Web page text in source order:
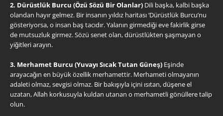
2. Dürüstlük Burcu (Özü Sözü Bir Olanlar) Dili başka, kalbi başka
olandan hayır gelmez. Bir insanın yıldız haritası ‘Dürüstlük Burcu’nu
gösteriyorsa, o insan baş tacıdır. Yalanın girmediği eve fakirlik girse
de mutsuzluk girmez. Sözü senet olan, dürüstlükten şaşmayan o
yiğitleri arayın.
3. Merhamet Burcu (Yuvayı Sıcak Tutan Güneş) Eşinde
arayacağın en büyük özellik merhamettir. Merhameti olmayanın
adaleti olmaz, sevgisi olmaz. Bir bakışıyla içini ısıtan, düşene el
uzatan, Allah korkusuyla kuldan utanan o merhametli gönüllere talip
olun.